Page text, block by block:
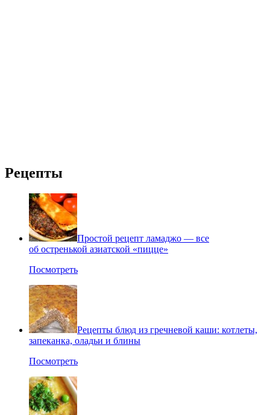
Рецепты
Простой рецепт ламаджо — все
об остренькой азиатской «пицце»
Посмотреть
Рецепты блюд из гречневой каши: котлеты,
запеканка, оладьи и блины
Посмотреть